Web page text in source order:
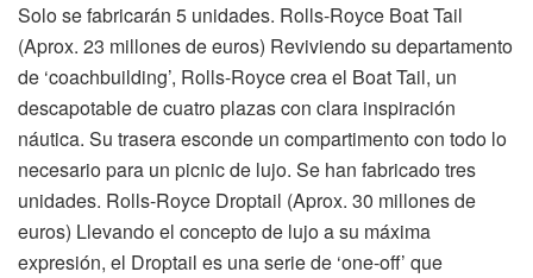
Solo se fabricarán 5 unidades. Rolls-Royce Boat Tail
(Aprox. 23 millones de euros) Reviviendo su departamento
de ‘coachbuilding’, Rolls-Royce crea el Boat Tail, un
descapotable de cuatro plazas con clara inspiración
náutica. Su trasera esconde un compartimento con todo lo
necesario para un picnic de lujo. Se han fabricado tres
unidades. Rolls-Royce Droptail (Aprox. 30 millones de
euros) Llevando el concepto de lujo a su máxima
expresión, el Droptail es una serie de ‘one-off’ que